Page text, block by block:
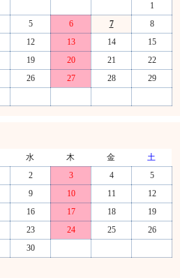
1
5 6 7
8
12 13 14
15
19 20 21
22
26 27 28
29
水 木 金
土
2 3 4
5
9 10 11
12
16 17 18
19
23 24 25
26
30